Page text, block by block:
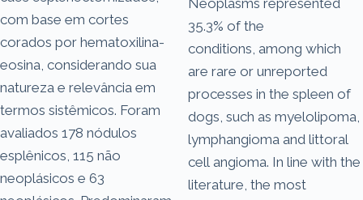
com base em cortes
corados por hematoxilina-
eosina, considerando sua
natureza e relevância em
termos sistêmicos. Foram
avaliados 178 nódulos
esplênicos, 115 não
neoplásicos e 63
35.3% of the
conditions, among which
are rare or unreported
processes in the spleen of
dogs, such as myelolipoma,
lymphangioma and littoral
cell angioma. In line with the
literature, the most